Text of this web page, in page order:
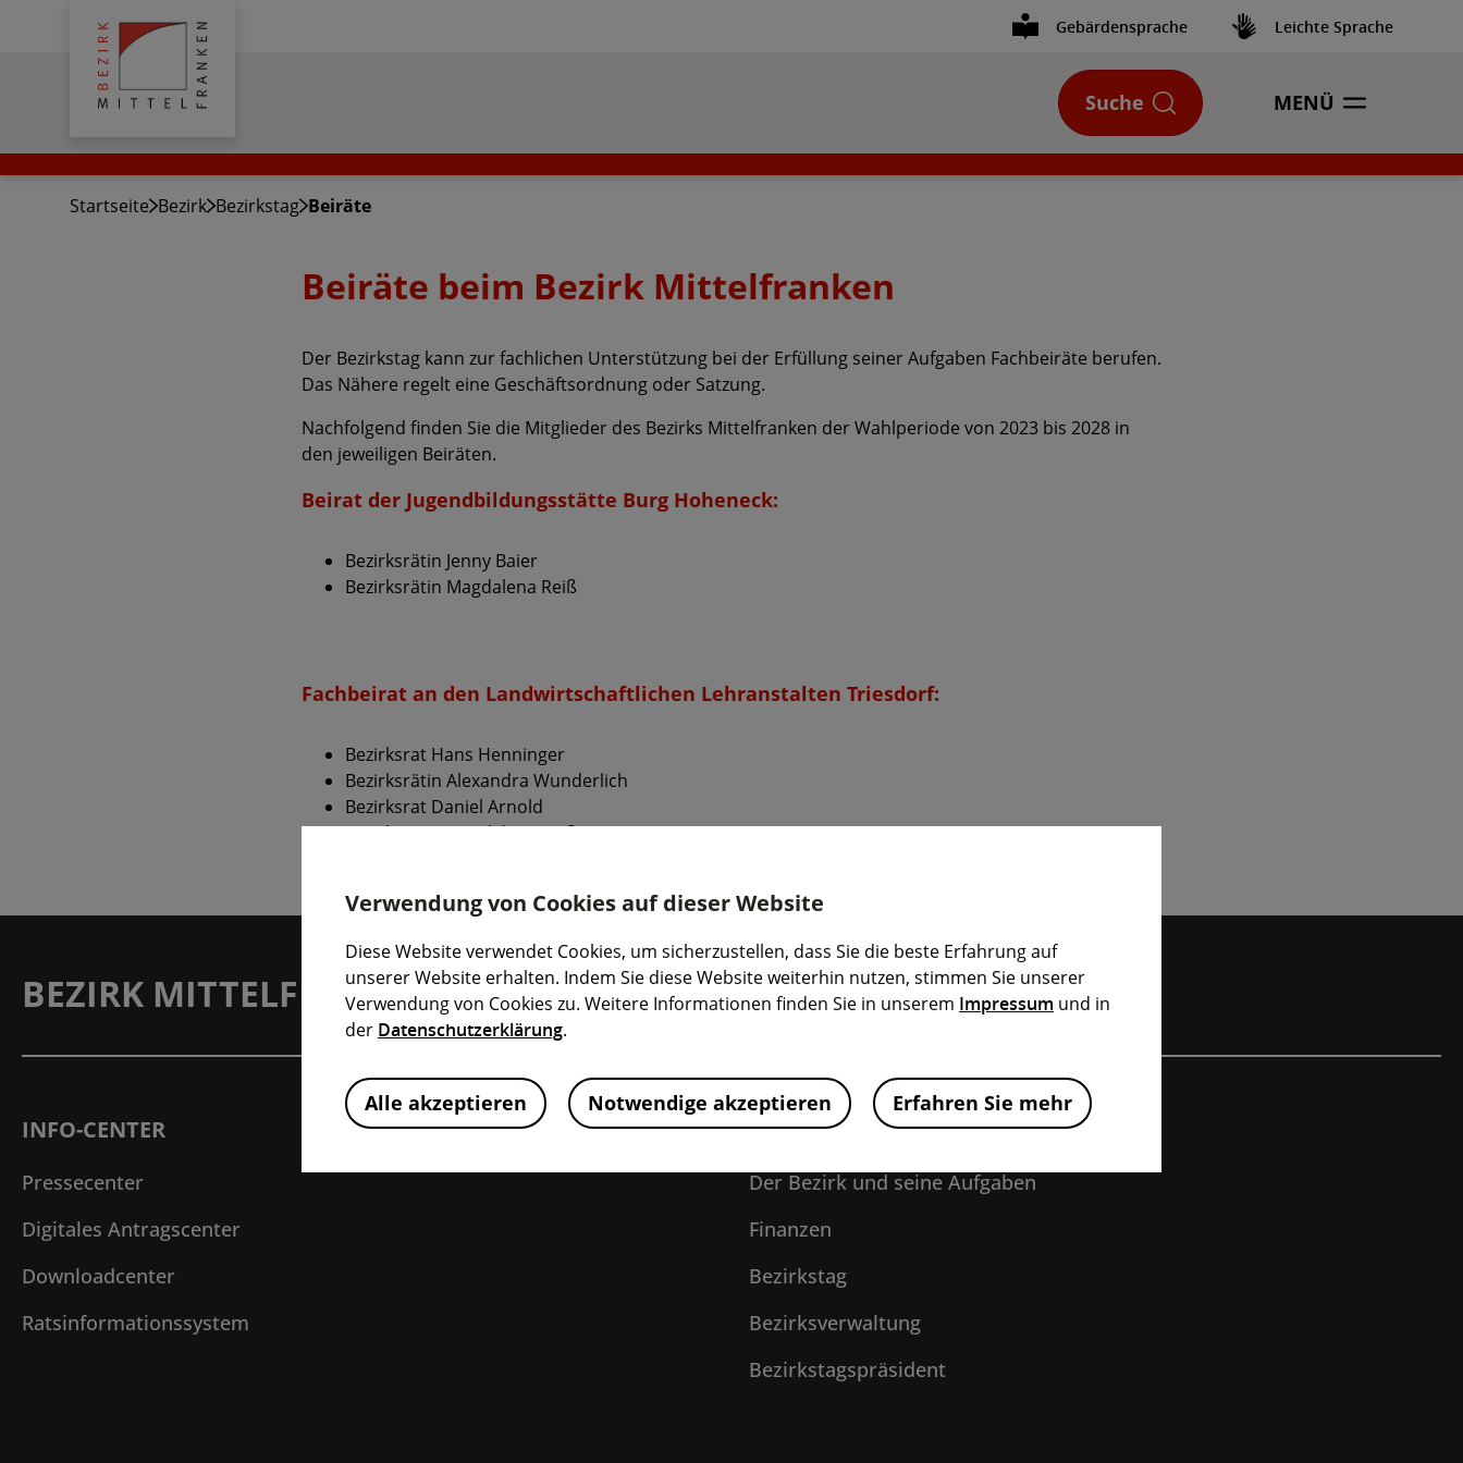
Verwendung von Cookies auf dieser Website
Diese Website verwendet Cookies, um sicherzustellen, dass Sie die beste Erfahrung auf
unserer Website erhalten. Indem Sie diese Website weiterhin nutzen, stimmen Sie unserer
Verwendung von Cookies zu. Weitere Informationen finden Sie in unserem Impressum und in
der Datenschutzerklärung.
Alle akzeptieren Notwendige akzeptieren Erfahren Sie mehr
Bezirk
Mittelfranken
Gebärdensprache Leichte Sprache
Suche
MENÜ
Startseite Bezirk Bezirkstag Beiräte
Beiräte beim Bezirk Mittelfranken
Der Bezirkstag kann zur fachlichen Unterstützung bei der Erfüllung seiner Aufgaben Fachbeiräte berufen.
Das Nähere regelt eine Geschäftsordnung oder Satzung.
Nachfolgend finden Sie die Mitglieder des Bezirks Mittelfranken der Wahlperiode von 2023 bis 2028 in
den jeweiligen Beiräten.
Beirat der Jugendbildungsstätte Burg Hoheneck:
Bezirksrätin Jenny Baier
Bezirksrätin Magdalena Reiß
Fachbeirat an den Landwirtschaftlichen Lehranstalten Triesdorf:
Bezirksrat Hans Henninger
Bezirksrätin Alexandra Wunderlich
Bezirksrat Daniel Arnold
Bezirksrätin Magdalena Reiß
BEZIRK MITTELFRANKEN IM ÜBERBLICK
INFO-CENTER
Pressecenter
Digitales Antragscenter
Downloadcenter
Ratsinformationssystem
BEZIRK MITTELFRANKEN
Der Bezirk und seine Aufgaben
Finanzen
Bezirkstag
Bezirksverwaltung
Bezirkstagspräsident